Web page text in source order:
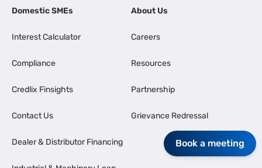
Domestic SMEs
Interest Calculator
Compliance
Credlix Finsights
Contact Us
Dealer & Distributor Financing
About Us
Careers
Resources
Partnership
Grievance Redressal
Book a meeting